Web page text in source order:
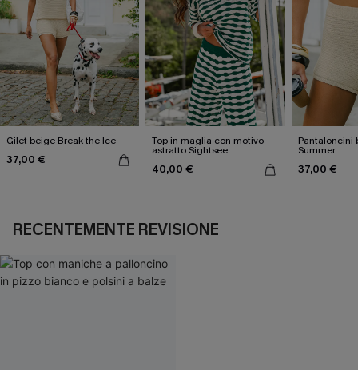
Gilet beige Break the Ice
37,00 €
Top in maglia con motivo
astratto Sightsee
40,00 €
Pantaloncini
Summer
37,00 €
RECENTEMENTE REVISIONE